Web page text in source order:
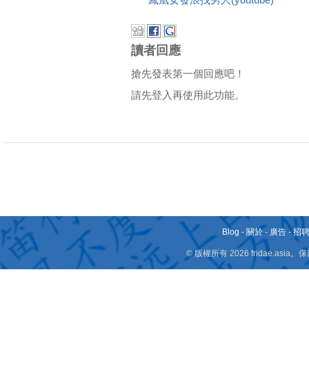
讀者回應
搶先發表第一個回應吧！
請先登入再使用此功能。
Blog - 關於 - 廣告 -招
© 版權所有 2026 fridae.asia。